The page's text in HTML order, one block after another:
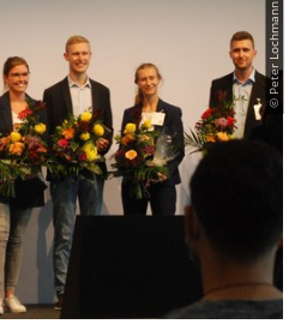
© Peter Lochmann